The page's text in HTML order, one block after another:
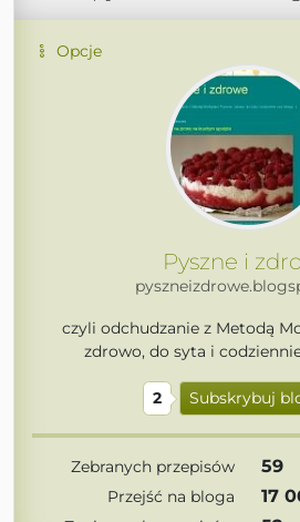
Opcje
Pyszne i
czyli odchudzanie z Metodą
zdrowo, do syta i
2 Subskrybuj
Zebranych przepisów 59
Przejść na bloga 17